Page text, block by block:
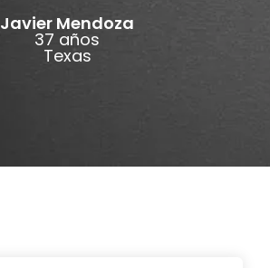
Javier Mendoza
37 años
Texas